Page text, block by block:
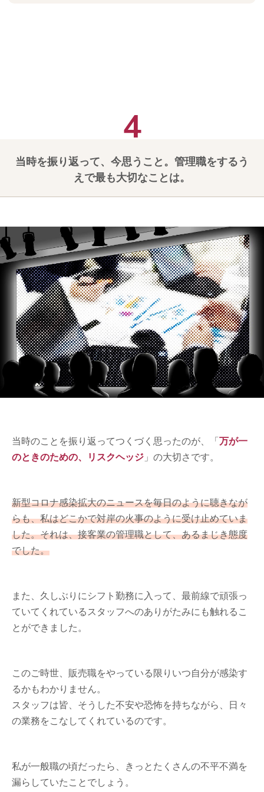
当時を振り返って、今思うこと。管理職をするう
えで最も大切なことは。
当時のことを振り返ってつくづく思ったのが、「 万が一
のときのための、リスクヘッジ 」の大切さです。
新型コロナ感染拡大のニュースを毎日のように聴きなが
らも、私はどこかで対岸の火事のように受け止めていま
した。それは、接客業の管理職として、あるまじき態度
でした。
また、久しぶりにシフト勤務に入って、最前線で頑張っ
ていてくれているスタッフへのありがたみにも触れるこ
とができました。
このご時世、販売職をやっている限りいつ自分が感染す
るかもわかりません。
スタッフは皆、そうした不安や恐怖を持ちながら、日々
の業務をこなしてくれているのです。
私が一般職の頃だったら、きっとたくさんの不平不満を
漏らしていたことでしょう。